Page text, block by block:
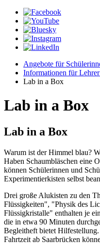
Angebote für
Informationen für Lehrer
Lab in a Box
Lab in a Box
Lab in a Box
Warum ist der Himmel blau?
Haben Schaumbläschen eine
können Schülerinnen und
Experimentierkisten selbst
Drei große Alukisten zu den
Flüssigkeiten", "Physik des
Flüssigkristalle" enthalten je
die in etwa 90 Minuten
Begleitheft bietet
Fahrtzeit ab Saarbrücken